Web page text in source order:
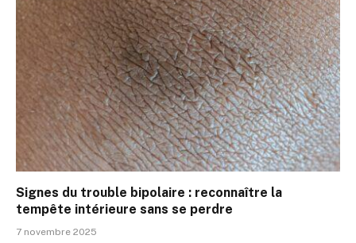
Signes du trouble bipolaire : reconnaître la
tempête intérieure sans se perdre
7 novembre 2025